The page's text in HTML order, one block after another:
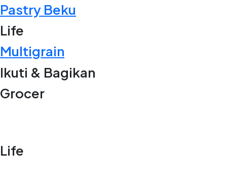
Pastry Beku
Life
Multigrain
Ikuti & Bagikan
Grocer
Life